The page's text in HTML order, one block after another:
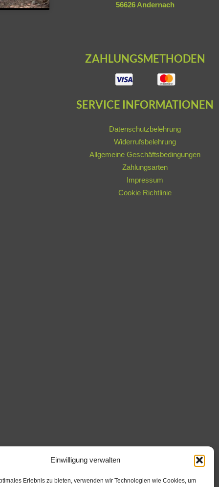
Einwilligung verwalten
Erlebnis zu bieten, verwenden wir Technologien wie Cookies, um
56626 Andernach
ZAHLUNGSMETHODEN
SERVICE INFORMATIONEN
Datenschutzbelehrung
Widerrufsbelehrung
Allgemeine Geschäftsbedingungen
Zahlungsarten
Impressum
Cookie Richtlinie